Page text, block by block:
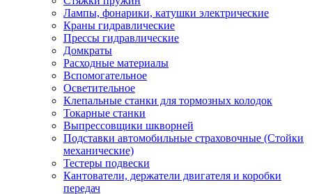
Лампы, фонарики, катушки электрические
Краны гидравлические
Прессы гидравлические
Домкраты
Расходные материалы
Вспомогательное
Осветительное
Клепальные станки для тормозных колодок
Токарные станки
Выпрессовщики шкворней
Подставки автомобильные страховочные (Стойки
механические)
Тестеры подвески
Кантователи, держатели двигателя и коробки
передач